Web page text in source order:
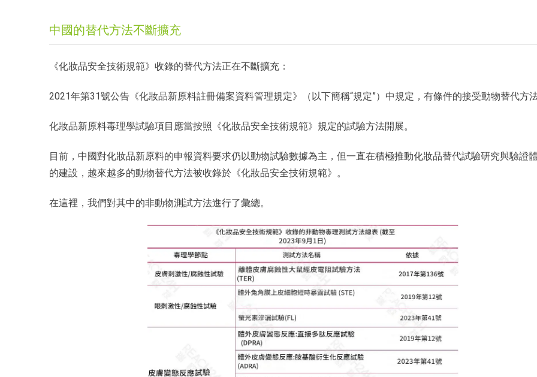
中國的替代方法不斷擴充
《化妝品安全技術規範》收錄的替代方法正在不斷擴充：
2021年第31號公告《化妝品新原料註冊備案資料管理規定》（以下簡稱“規定”）中規定，有條件的接受動物替代方法
化妝品新原料毒理學試驗項目應當按照《化妝品安全技術規範》規定的試驗方法開展。
目前，中國對化妝品新原料的申報資料要求仍以動物試驗數據為主，但一直在積極推動化妝品替代試驗研究與驗證
的建設，越來越多的動物替代方法被收錄於《化妝品安全技術規範》。
在這裡，我們對其中的非動物測試方法進行了彙總。